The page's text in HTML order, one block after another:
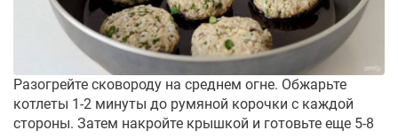
Разогрейте сковороду на среднем огне. Обжарьте
котлеты 1-2 минуты до румяной корочки с каждой
стороны. Затем накройте крышкой и готовьте еще 5-8